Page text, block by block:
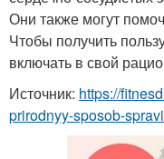
Они также могут
Чтобы получить
включать в свой
Источник: https://
prirodnyy-sposob-